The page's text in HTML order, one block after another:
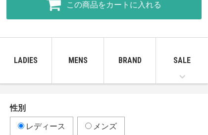
この商品をカートに入れる
LADIES MENS BRAND SALE
性別
レディース メンズ